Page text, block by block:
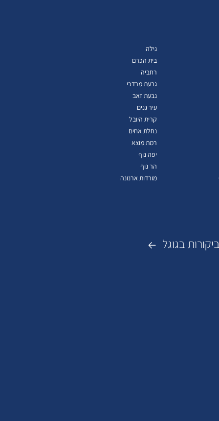
גילה
בית הכרם
רחביה
גבעת מרדכי
גבעת זאב
עיר גנים
קרית היובל
נחלת אחים
רמת מוצא
יפה נוף
הר נוף
מורדות ארנונה
ביקורות בגוגל